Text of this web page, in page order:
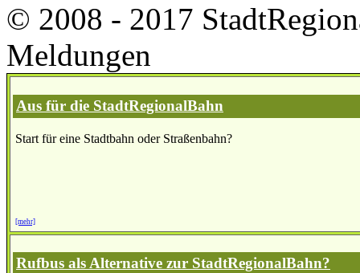
© 2008 - 2017
Meldungen
Aus für die StadtRegionalBahn
Start für eine Stadtbahn oder Straßenbahn?
[mehr]
Rufbus als Alternative zur StadtRegionalBahn?